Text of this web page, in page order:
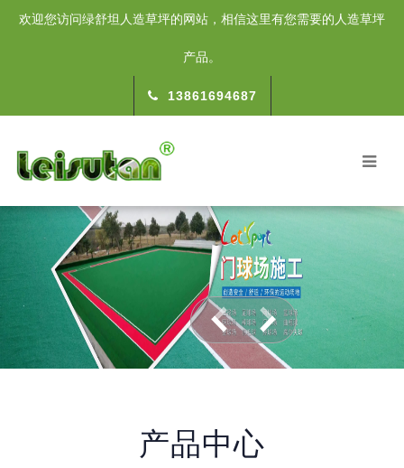
欢迎您访问绿舒坦人造草坪的网站，相信这里有您需要的人造草坪
产品。
13861694687
产品中心